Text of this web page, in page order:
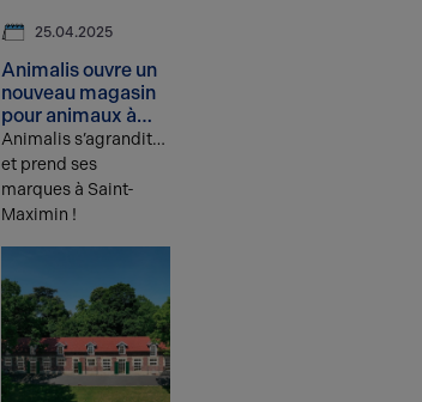
25.04.2025
Animalis ouvre un
nouveau magasin
pour animaux à
Saint-Maximin
Animalis s’agrandit…
et prend ses
marques à Saint-
Maximin !